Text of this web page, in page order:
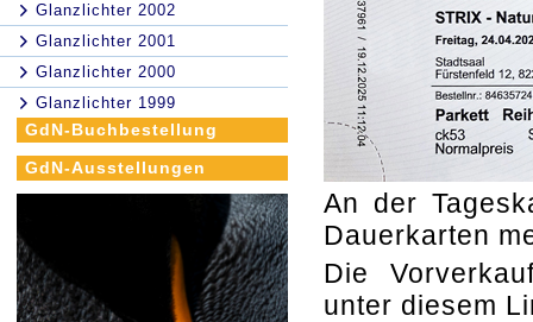
Glanzlichter 2002
Glanzlichter 2001
Glanzlichter 2000
Glanzlichter 1999
GdN-Buchbestellung
GdN-Ausstellungen
An der
Dauerkarten
Die
unter diesem